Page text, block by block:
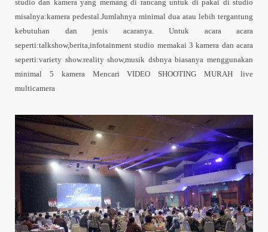
studio dan kamera yang memang di rancang untuk di pakai di studio
misalnya:kamera pedestal.Jumlahnya minimal dua atau lebih tergantung
kebutuhan dan jenis acaranya. Untuk acara acara
seperti:talkshow,berita,infotainment studio memakai 3 kamera dan acara
seperti:variety show.reality show,musik dsbnya biasanya menggunakan
minimal 5 kamera Mencari VIDEO SHOOTING MURAH live
multicamera